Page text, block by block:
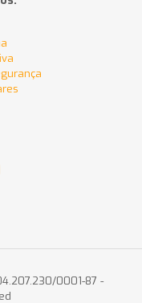
0001-87 -